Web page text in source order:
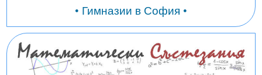
• Гимназии в София •